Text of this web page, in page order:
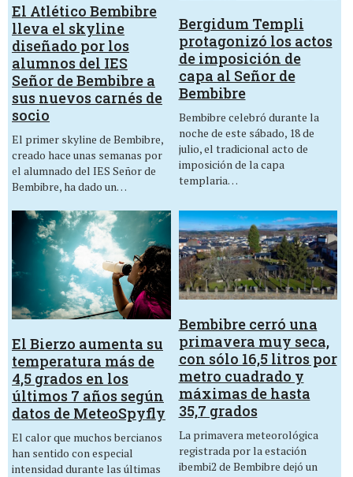
El Atlético Bembibre
lleva el skyline
diseñado por los
alumnos del IES
Señor de Bembibre a
sus nuevos carnés de
socio
El primer skyline de Bembibre,
creado hace unas semanas por
el alumnado del IES Señor de
Bembibre, ha dado un…
Bergidum Templi
protagonizó los actos
de imposición de
capa al Señor de
Bembibre
Bembibre celebró durante la
noche de este sábado, 18 de
julio, el tradicional acto de
imposición de la capa
templaria…
El Bierzo aumenta su
temperatura más de
4,5 grados en los
últimos 7 años según
datos de MeteoSpyfly
El calor que muchos bercianos
han sentido con especial
intensidad durante las últimas
Bembibre cerró una
primavera muy seca,
con sólo 16,5 litros por
metro cuadrado y
máximas de hasta
35,7 grados
La primavera meteorológica
registrada por la estación
ibembi2 de Bembibre dejó un